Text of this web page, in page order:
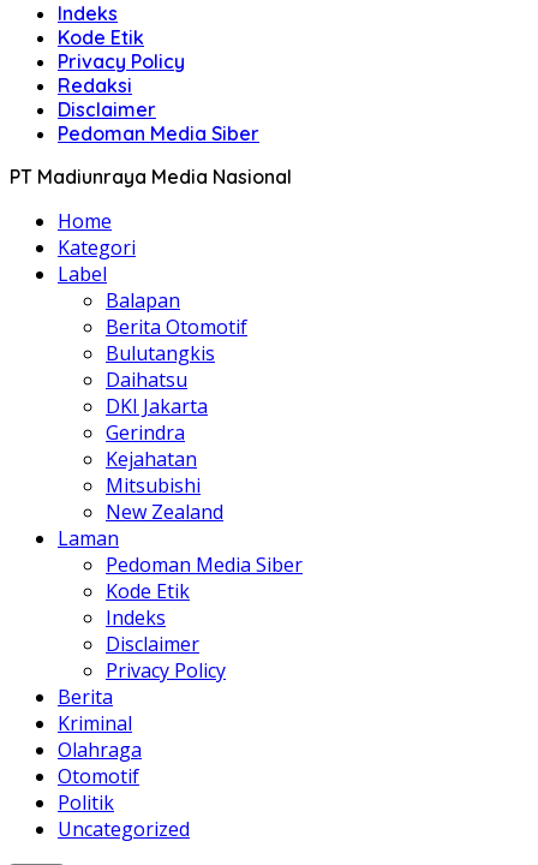
Indeks
Kode Etik
Privacy Policy
Redaksi
Disclaimer
Pedoman Media Siber
PT Madiunraya Media Nasional
Home
Kategori
Label
Balapan
Berita Otomotif
Bulutangkis
Daihatsu
DKI Jakarta
Gerindra
Kejahatan
Mitsubishi
New Zealand
Laman
Pedoman Media Siber
Kode Etik
Indeks
Disclaimer
Privacy Policy
Berita
Kriminal
Olahraga
Otomotif
Politik
Uncategorized